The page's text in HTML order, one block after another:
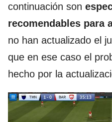
continuación son
recomendables para
no han actualizado el
que en ese caso el
hecho por la